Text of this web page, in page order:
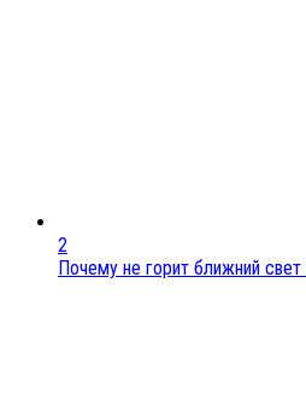
2
Почему не горит ближний